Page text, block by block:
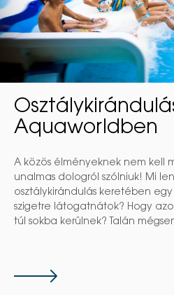
Aquaworldben
A közös élményeknek nem kell
unalmas dologról szólniuk! Mi
osztálykirándulás keretében
szigetre látogatnátok? Hogy
túl sokba kerülnek? Talán
Tovább